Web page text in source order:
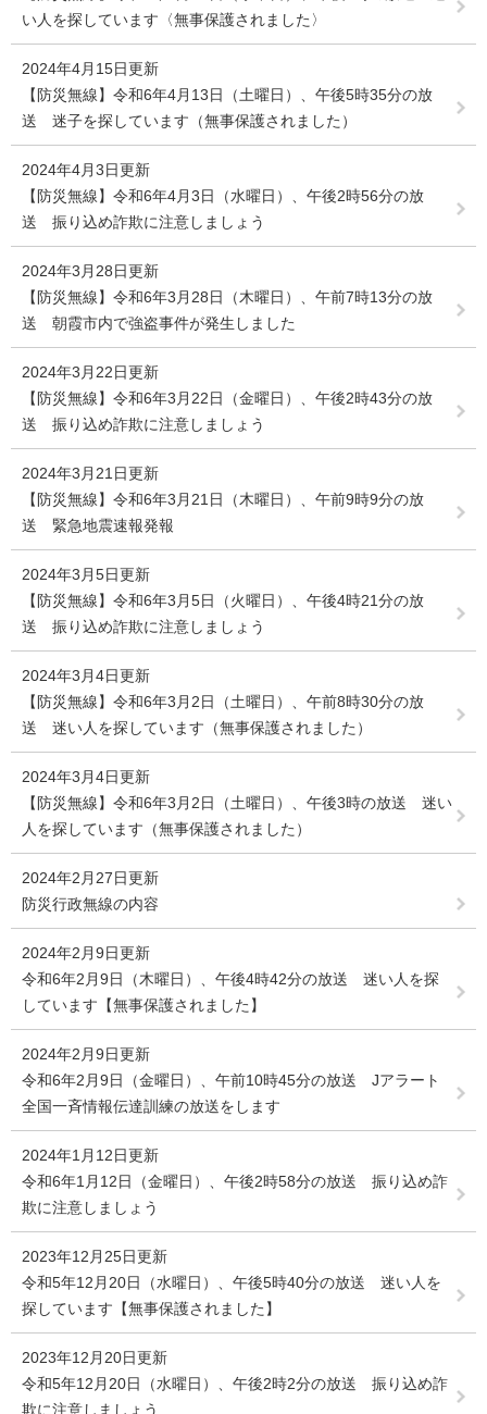
い人を探しています〈無事保護されました〉
2024年4月15日更新
【防災無線】令和6年4月13日（土曜日）、午後5時35分の放
送 迷子を探しています（無事保護されました）
2024年4月3日更新
【防災無線】令和6年4月3日（水曜日）、午後2時56分の放
送 振り込め詐欺に注意しましょう
2024年3月28日更新
【防災無線】令和6年3月28日（木曜日）、午前7時13分の放
送 朝霞市内で強盗事件が発生しました
2024年3月22日更新
【防災無線】令和6年3月22日（金曜日）、午後2時43分の放
送 振り込め詐欺に注意しましょう
2024年3月21日更新
【防災無線】令和6年3月21日（木曜日）、午前9時9分の放
送 緊急地震速報発報
2024年3月5日更新
【防災無線】令和6年3月5日（火曜日）、午後4時21分の放
送 振り込め詐欺に注意しましょう
2024年3月4日更新
【防災無線】令和6年3月2日（土曜日）、午前8時30分の放
送 迷い人を探しています（無事保護されました）
2024年3月4日更新
【防災無線】令和6年3月2日（土曜日）、午後3時の放送 迷い
人を探しています（無事保護されました）
2024年2月27日更新
防災行政無線の内容
2024年2月9日更新
令和6年2月9日（木曜日）、午後4時42分の放送 迷い人を探
しています【無事保護されました】
2024年2月9日更新
令和6年2月9日（金曜日）、午前10時45分の放送 Jアラート
全国一斉情報伝達訓練の放送をします
2024年1月12日更新
令和6年1月12日（金曜日）、午後2時58分の放送 振り込め詐
欺に注意しましょう
2023年12月25日更新
令和5年12月20日（水曜日）、午後5時40分の放送 迷い人を
探しています【無事保護されました】
2023年12月20日更新
令和5年12月20日（水曜日）、午後2時2分の放送 振り込め詐
欺に注意しましょう